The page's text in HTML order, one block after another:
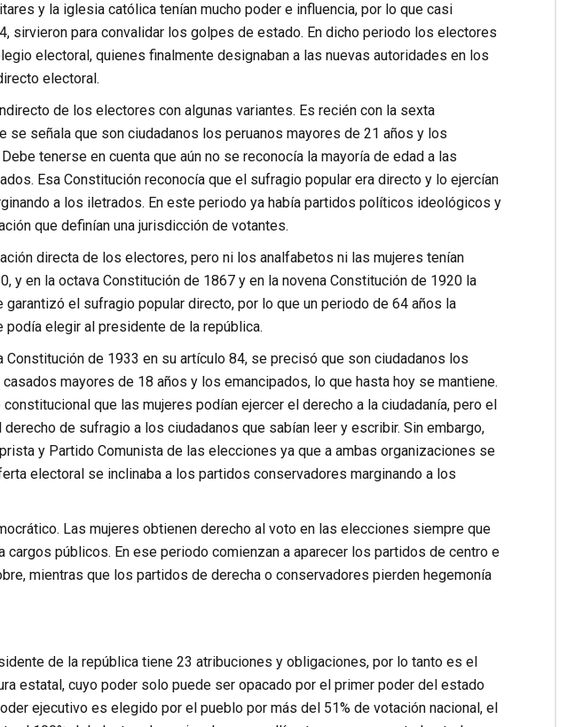
y la iglesia católica tenían mucho poder e influencia, por lo que casi
sirvieron para convalidar los golpes de estado. En dicho periodo los electores
electoral, quienes finalmente designaban a las nuevas autoridades en los
electoral.
de los electores con algunas variantes. Es recién con la sexta
señala que son ciudadanos los peruanos mayores de 21 años y los
tenerse en cuenta que aún no se reconocía la mayoría de edad a las
Esa Constitución reconocía que el sufragio popular era directo y lo ejercían
a los iletrados. En este periodo ya había partidos políticos ideológicos y
que definían una jurisdicción de votantes.
directa de los electores, pero ni los analfabetos ni las mujeres tenían
y en la octava Constitución de 1867 y en la novena Constitución de 1920 la
el sufragio popular directo, por lo que un periodo de 64 años la
elegir al presidente de la república.
Constitución de 1933 en su artículo 84, se precisó que son ciudadanos los
mayores de 18 años y los emancipados, lo que hasta hoy se mantiene.
que las mujeres podían ejercer el derecho a la ciudadanía, pero el
de sufragio a los ciudadanos que sabían leer y escribir. Sin embargo,
y Partido Comunista de las elecciones ya que a ambas organizaciones se
electoral se inclinaba a los partidos conservadores marginando a los
Las mujeres obtienen derecho al voto en las elecciones siempre que
públicos. En ese periodo comienzan a aparecer los partidos de centro e
mientras que los partidos de derecha o conservadores pierden hegemonía
de la república tiene 23 atribuciones y obligaciones, por lo tanto es el
estatal, cuyo poder solo puede ser opacado por el primer poder del estado
ejecutivo es elegido por el pueblo por más del 51% de votación nacional, el